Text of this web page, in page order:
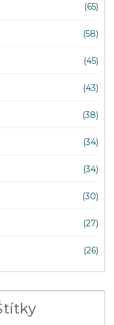
(65)
(58)
(45)
(43)
(38)
(34)
(34)
(30)
(27)
(26)